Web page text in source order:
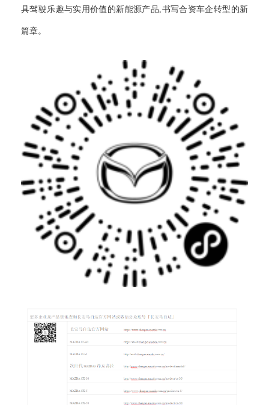
具驾驶乐趣与实用价值的新能源产品,书写合资车企转型的新
篇章。